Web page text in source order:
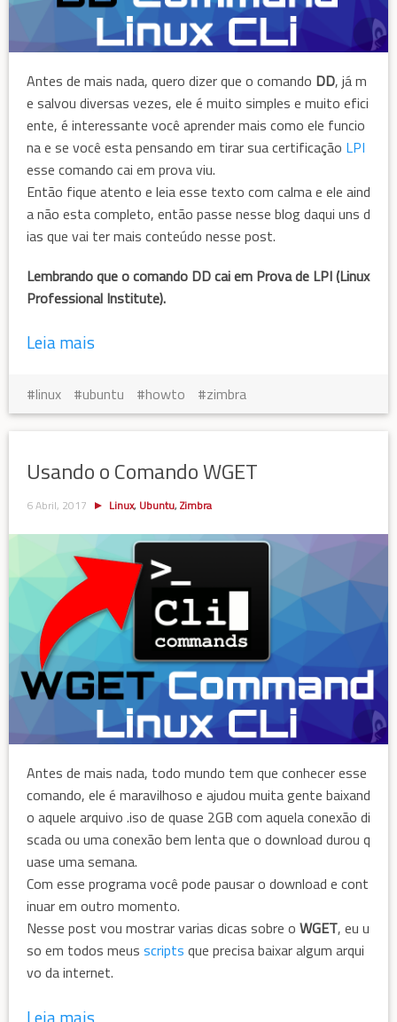
Antes de mais nada, quero dizer que o comando DD, já m
e salvou diversas vezes, ele é muito simples e muito efici
ente, é interessante você aprender mais como ele funcio
na e se você esta pensando em tirar sua certificação LPI
esse comando cai em prova viu.
Então fique atento e leia esse texto com calma e ele aind
a não esta completo, então passe nesse blog daqui uns d
ias que vai ter mais conteúdo nesse post.
Lembrando que o comando DD cai em Prova de LPI (Linux
Professional Institute).
Leia mais
linux ubuntu howto zimbra
Usando o Comando WGET
6 Abril, 2017 Linux, Ubuntu, Zimbra
Antes de mais nada, todo mundo tem que conhecer esse
comando, ele é maravilhoso e ajudou muita gente baixand
o aquele arquivo .iso de quase 2GB com aquela conexão di
scada ou uma conexão bem lenta que o download durou q
uase uma semana.
Com esse programa você pode pausar o download e cont
inuar em outro momento.
Nesse post vou mostrar varias dicas sobre o WGET, eu u
so em todos meus scripts que precisa baixar algum arqui
vo da internet.
Leia mais